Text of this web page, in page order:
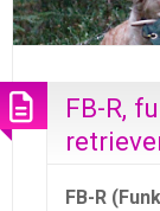
FB-R,
FB-R